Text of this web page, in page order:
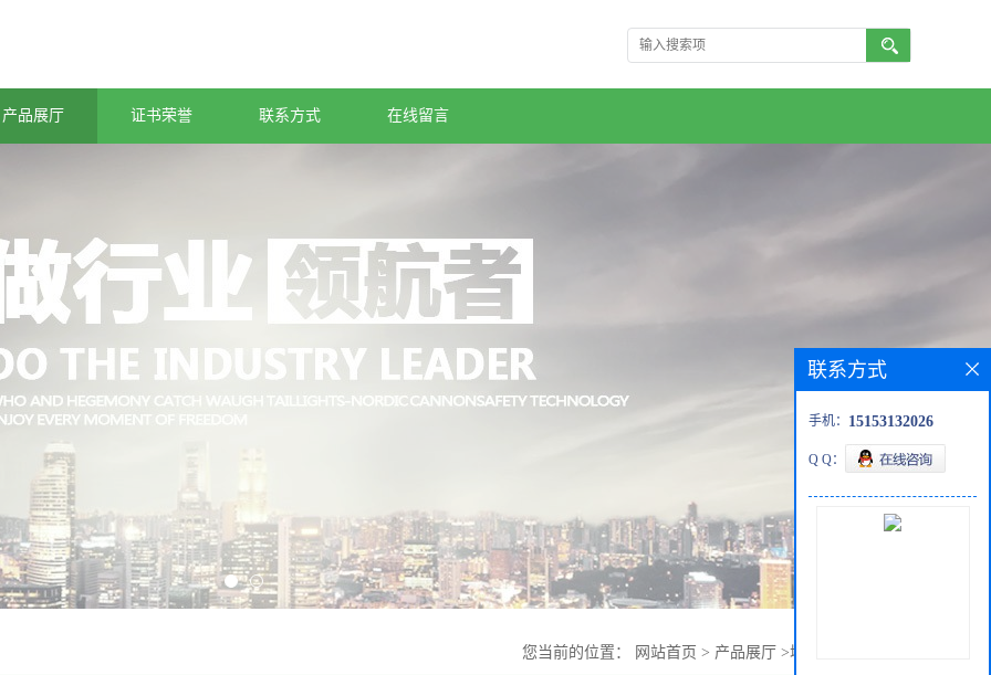
产品展厅 证书荣誉 联系方式 在线留言
您当前的位置： 网站首页 > 产品展厅 >增塑剂
联系方式
手机： 15153132026
Q Q：